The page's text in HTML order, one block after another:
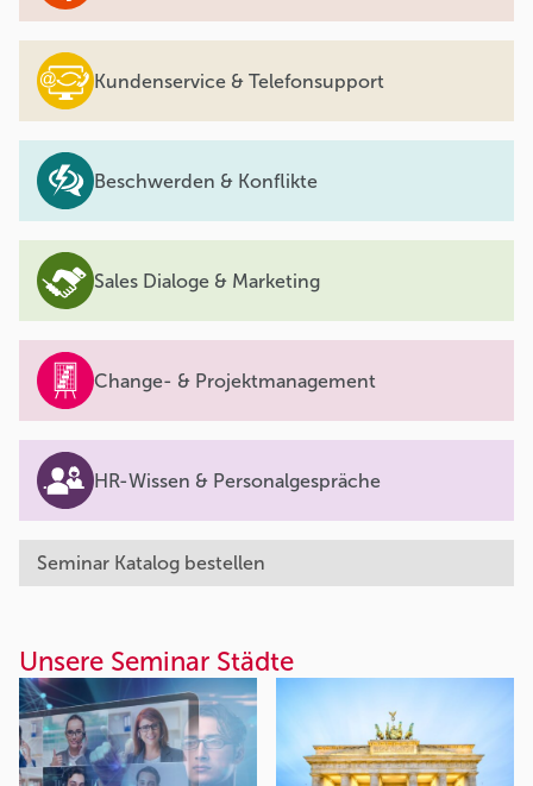
Kundenservice & Telefonsupport
Beschwerden & Konflikte
Sales Dialoge & Marketing
Change- & Projektmanagement
HR-Wissen & Personalgespräche
Seminar Katalog bestellen
Unsere Seminar Städte